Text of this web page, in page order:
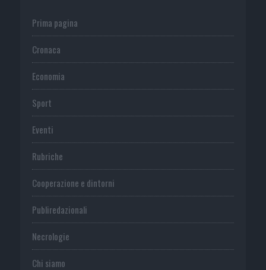
Prima pagina
Cronaca
Economia
Sport
Eventi
Rubriche
Cooperazione e dintorni
Publiredazionali
Necrologie
Chi siamo